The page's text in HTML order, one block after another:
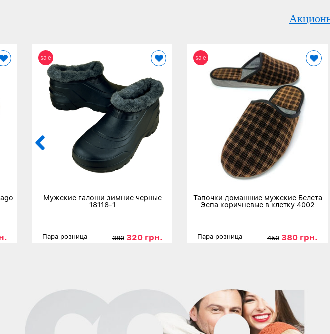
Мужские галоши зимние черные
18116-1
Пара розница 380 320 грн.
sale
Тапочки домашние мужские Белста
Эспа коричневые в клетку 4002
Пара розница 450 380 грн.
sale